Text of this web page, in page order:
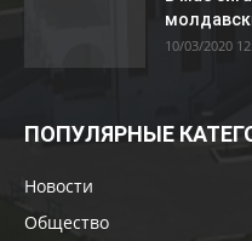
10/03/2020
ПОПУЛЯРНЫЕ
Новости
Общество